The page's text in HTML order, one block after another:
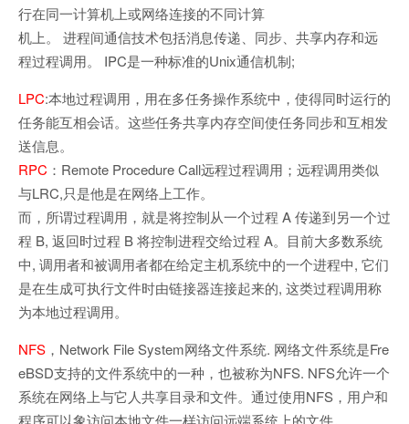
行在同一计算机上或网络连接的不同计算
机上。 进程间通信技术包括消息传递、同步、共享内存和远
程过程调用。 IPC是一种标准的Unix通信机制;
LPC:本地过程调用，用在多任务操作系统中，使得同时运行的
任务能互相会话。这些任务共享内存空间使任务同步和互相发
送信息。
RPC ：Remote Procedure Call远程过程调用；远程调用类似
与LRC,只是他是在网络上工作。
而，所谓过程调用，就是将控制从一个过程 A 传递到另一个过
程 B, 返回时过程 B 将控制进程交给过程 A。目前大多数系统
中, 调用者和被调用者都在给定主机系统中的一个进程中, 它们
是在生成可执行文件时由链接器连接起来的, 这类过程调用称
为本地过程调用。
NFS ，Network File System网络文件系统. 网络文件系统是Fre
eBSD支持的文件系统中的一种，也被称为NFS. NFS允许一个
系统在网络上与它人共享目录和文件。通过使用NFS，用户和
程序可以象访问本地文件一样访问远端系统上的文件。